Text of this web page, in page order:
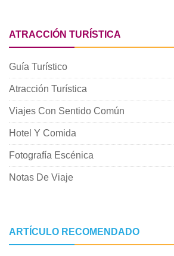
ATRACCIÓN TURÍSTICA
Guía Turístico
Atracción Turística
Viajes Con Sentido Común
Hotel Y Comida
Fotografía Escénica
Notas De Viaje
ARTÍCULO RECOMENDADO